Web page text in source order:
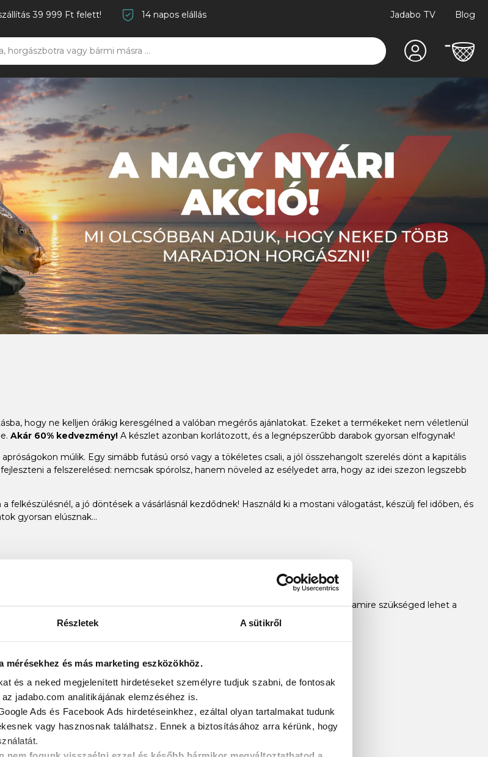
Részletek A sütikről
és más marketing eszközökhöz.
és a neked megjelenített hirdetéseket személyre tudjuk szabni, de fontosak
jadabo.com analitikájának elemzéséhez is.
Ads és Facebook Ads hirdetéseinkhez, ezáltal olyan tartalmakat tudunk
vagy hasznosnak találhatsz. Ennek a biztosításához arra kérünk, hogy
39 999 Ft felett! 14 napos elállás Jadabo TV Blog
hogy ne kelljen órákig keresgélned a valóban megérős ajánlatokat. Ezeket a termékeket nem véletlenül
Akár 60% kedvezmény! A készlet azonban korlátozott, és a legnépszerűbb darabok gyorsan elfogynak!
múlik. Egy simább futású orsó vagy a tökéletes csali, a jól összehangolt szerelés dönt a kapitális
a felszerelésed: nemcsak spórolsz, hanem növeled az esélyedet arra, hogy az idei szezon legszebb
a jó döntések a vásárlásnál kezdődnek! Használd ki a mostani válogatást, készülj fel időben, és
gyorsan elúsznak...
horgászatról - hagyományos vagy technológiai alapú pecáról, van mindenünk, amire szükséged lehet a